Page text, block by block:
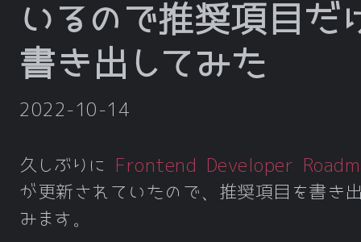
いるので推奨項目だ
書き出してみた
2022-10-14
久しぶりに
Frontend Developer
が更新されていたので、推奨項目を書き
みます。